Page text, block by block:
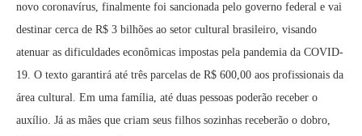
novo coronavírus, finalmente foi sancionada pelo governo federal e vai
destinar cerca de R$ 3 bilhões ao setor cultural brasileiro, visando
atenuar as dificuldades econômicas impostas pela pandemia da COVID-
19. O texto garantirá até três parcelas de R$ 600,00 aos profissionais da
área cultural. Em uma família, até duas pessoas poderão receber o
auxílio. Já as mães que criam seus filhos sozinhas receberão o dobro,